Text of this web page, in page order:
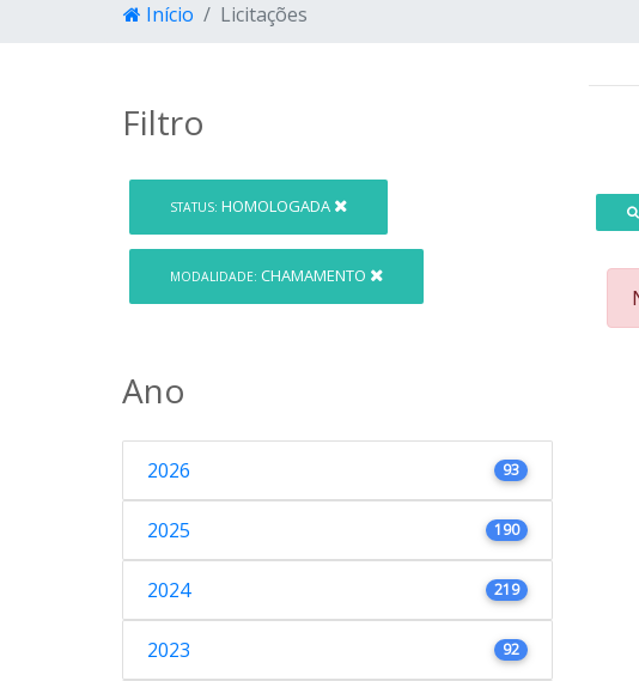
Início Licitações
Filtro
STATUS: HOMOLOGADA
MODALIDADE: CHAMAMENTO
Ano
2026 93
2025 190
2024 219
2023 92